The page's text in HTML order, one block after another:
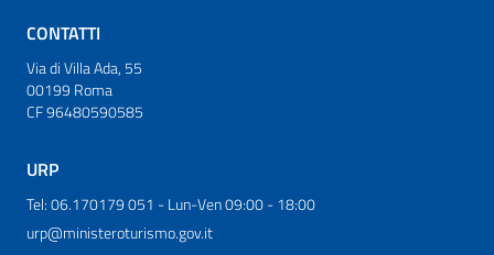
CONTATTI
Via di Villa Ada, 55
00199 Roma
CF 96480590585
URP
Tel: 06.170179 051 - Lun-Ven 09:00 - 18:00
urp@ministeroturismo.gov.it